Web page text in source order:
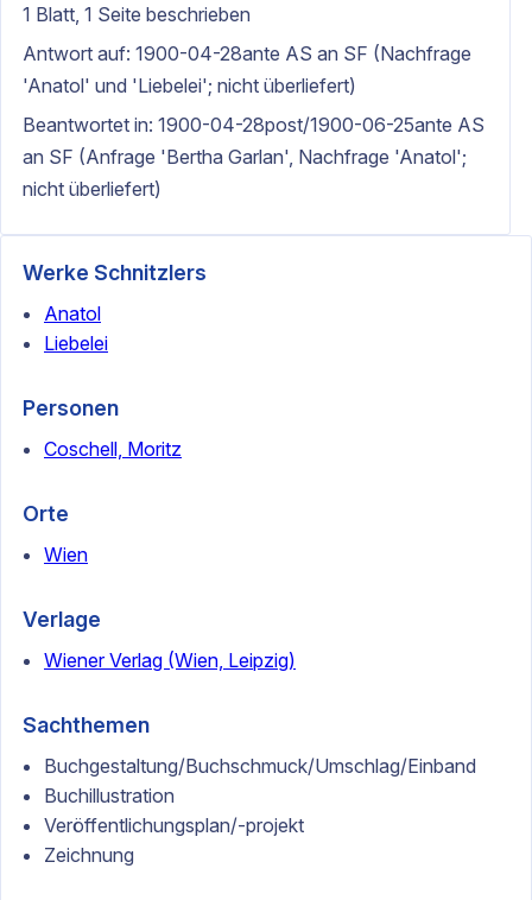
1 Blatt, 1 Seite beschrieben
Antwort auf: 1900-04-28ante AS an SF (Nachfrage
'Anatol' und 'Liebelei'; nicht überliefert)
Beantwortet in: 1900-04-28post/1900-06-25ante AS
an SF (Anfrage 'Bertha Garlan', Nachfrage 'Anatol';
nicht überliefert)
Werke Schnitzlers
Anatol
Liebelei
Personen
Coschell, Moritz
Orte
Wien
Verlage
Wiener Verlag (Wien, Leipzig)
Sachthemen
Buchgestaltung/Buchschmuck/Umschlag/Einband
Buchillustration
Veröffentlichungsplan/-projekt
Zeichnung